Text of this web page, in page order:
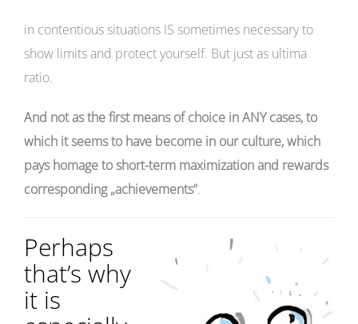
in contentious situations IS sometimes necessary to
show limits and protect yourself. But just as ultima
ratio.
And not as the first means of choice in ANY cases, to
which it seems to have become in our culture, which
pays homage to short-term maximization and rewards
corresponding „achievements“.
Perhaps
that’s why
it is